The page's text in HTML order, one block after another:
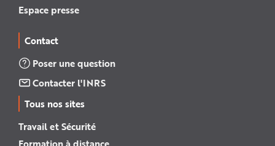
Espace presse
Contact
Poser une question
Contacter l'INRS
Tous nos sites
Travail et Sécurité